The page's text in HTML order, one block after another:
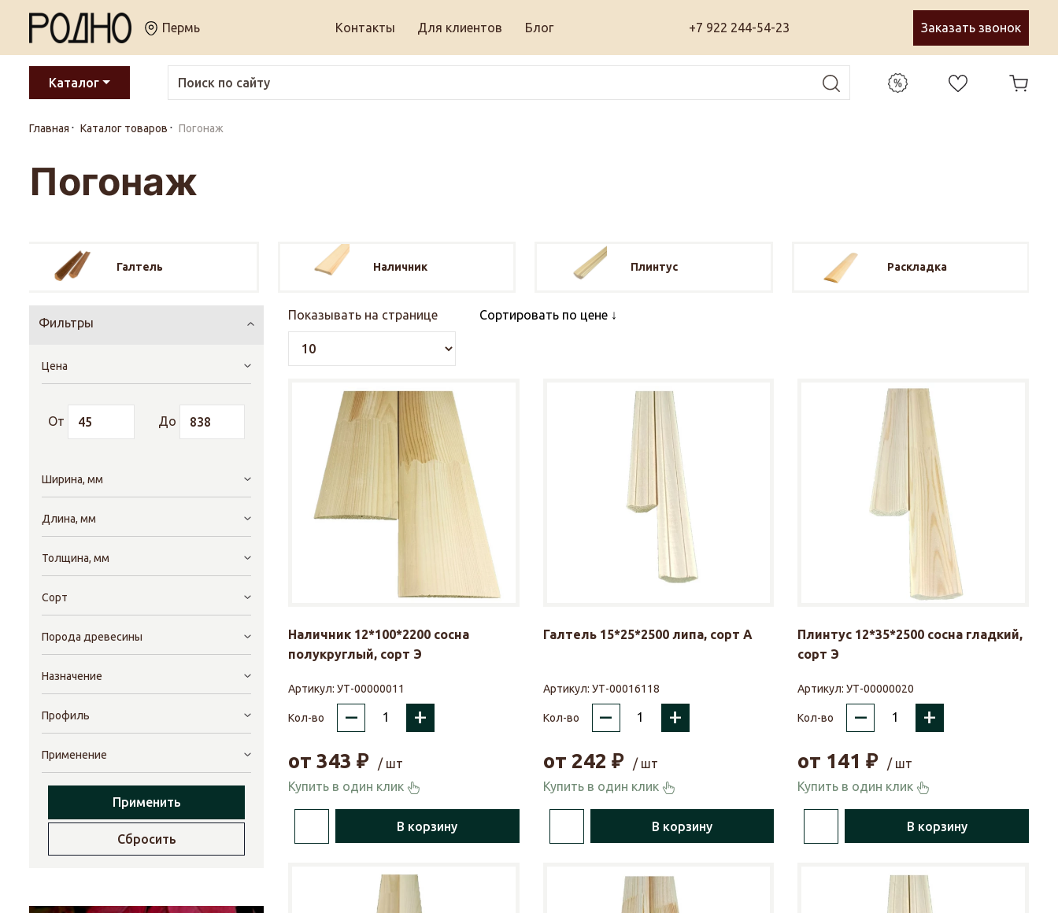
Пермь Контакты Для клиентов Блог +7 922 244-54-23 Заказать звонок
Каталог
Главная Каталог товаров Погонаж
Погонаж
Галтель Наличник Плинтус Раскладка
Фильтры
Цена
От До
Ширина, мм
Длина, мм
Толщина, мм
Сорт
Порода древесины
Назначение
Профиль
Применение
Применить
Сбросить
Показывать на странице Сортировать по цене
Наличник 12*100*2200 сосна
полукруглый, сорт Э
Артикул: УТ-00000011
Кол-во – +
от 343 ₽
/ шт
Купить в один клик
В корзину
Галтель 15*25*2500 липа, сорт А
Артикул: УТ-00016118
Кол-во – +
от 242 ₽
/ шт
Купить в один клик
В корзину
Плинтус 12*35*2500 сосна гладкий,
сорт Э
Артикул:УТ-00000020
Кол-во – +
от 141 ₽
/ шт
Купить в один клик
В корзину